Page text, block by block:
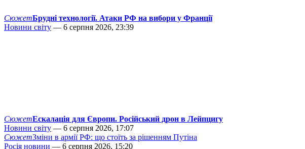
СюжетБрудні технології. Атаки РФ на вибори у Франції
Новини світу — 6 серпня 2026, 23:39
СюжетЕскалація для Європи. Російський дрон в Лейпцигу
Новини світу — 6 серпня 2026, 17:07
СюжетЗміни в армії РФ: що стоїть за рішенням Путіна
Росія новини — 6 серпня 2026, 15:20